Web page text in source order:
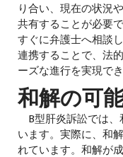
り合い、現在の状況
共有することが必要
すぐに弁護士へ相談
連携することで、法
ーズな進行を実現でき
和解の可
B型肝炎訴訟では、
います。実際に、和
れています。和解が